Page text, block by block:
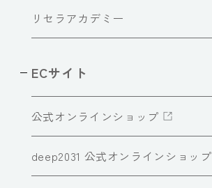
リセラアカデミー
ECサイト
公式オンラインショップ
deep2031 公式オンラインショップ